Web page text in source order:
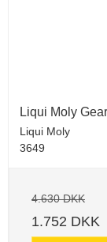
Liqui Moly
Liqui Moly
3649
4.630 DKK
1.752 DKK